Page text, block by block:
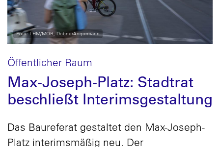
Öffentlicher Raum
Max-Joseph-Platz: Stadtrat
beschließt Interimsgestaltung
Das Baureferat gestaltet den Max-Joseph-
Platz interimsmäßig neu. Der
Foto: LHM/MOR, DobnerAngermann